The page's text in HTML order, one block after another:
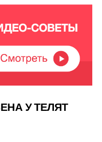
У ТЕЛЯТ